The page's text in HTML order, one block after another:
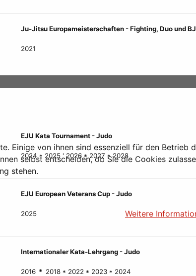
Ju-Jitsu Europameisterschaften - Fighting, Duo und
2021
EJU Kata Tournament - Judo
2024 * 2025 ' 2026 * 2027 * 2028
EJU European Veterans Cup - Judo
2025
Internationaler Kata-Lehrgang - Judo
2016 * 2018 * 2022 * 2023 * 2024
Einige von ihnen sind essenziell für den
selbst entscheiden, ob Sie die Cookies
stehen.
Weitere